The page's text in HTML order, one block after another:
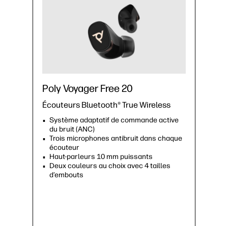
Poly Voyager Free 20
Écouteurs Bluetooth® True Wireless
Système adaptatif de commande active
du bruit (ANC)
Trois microphones antibruit dans chaque
écouteur
Haut-parleurs 10 mm puissants
Deux couleurs au choix avec 4 tailles
d’embouts